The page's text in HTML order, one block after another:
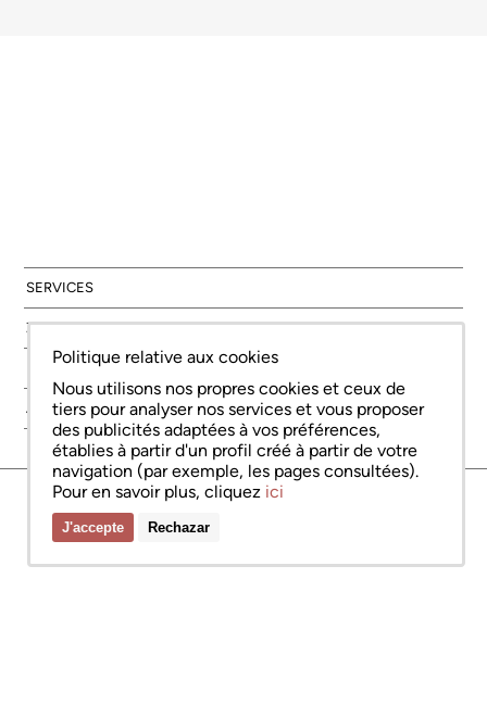
SERVICES
ZONES
NOUVELLE CONSTRUCTION
À PROPOS DE NOUS
© Copyright Bcn Advisors 2026
Politique relative aux cookies
Nous utilisons nos propres cookies et ceux de
tiers pour analyser nos services et vous proposer
des publicités adaptées à vos préférences,
établies à partir d'un profil créé à partir de votre
navigation (par exemple, les pages consultées).
Pour en savoir plus, cliquez ici
J'accepte Rechazar